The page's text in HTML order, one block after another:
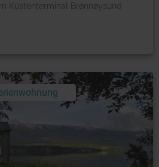
Küstenterminal Brønnøysund